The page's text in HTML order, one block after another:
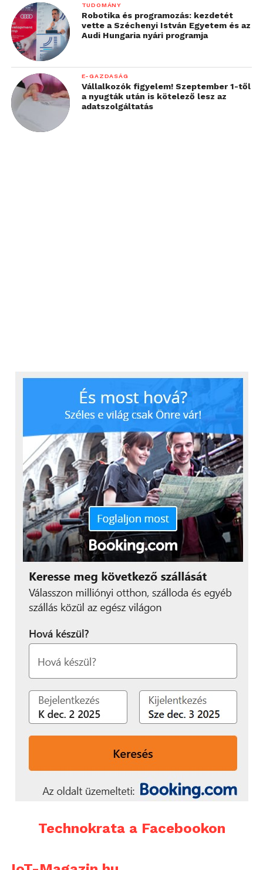
TUDOMÁNY
Robotika és programozás: kezdetét
vette a Széchenyi István Egyetem és az
Audi Hungaria nyári programja
E-GAZDASÁG
Vállalkozók figyelem! Szeptember 1-től
a nyugták után is kötelező lesz az
adatszolgáltatás
Technokrata a Facebookon